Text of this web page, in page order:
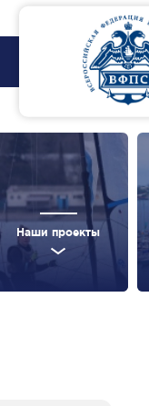
Наши проекты